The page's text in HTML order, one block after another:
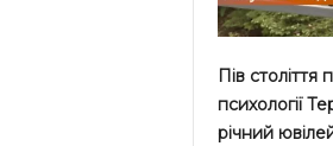
Пів століття
психології
річний